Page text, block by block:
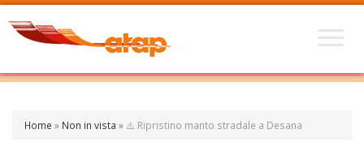
Home » Non in vista » ⚠️ Ripristino manto stradale a Desana